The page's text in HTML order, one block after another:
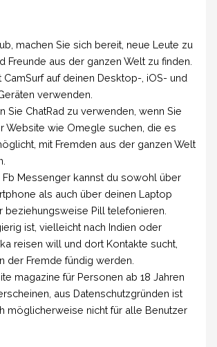
machen Sie sich bereit, neue Leute zu
Freunde aus der ganzen Welt zu finden.
CamSurf auf deinen Desktop-, iOS- und
verwenden.
Sie ChatRad zu verwenden, wenn Sie
Website wie Omegle suchen, die es
mit Fremden aus der ganzen Welt
Fb Messenger kannst du sowohl über
als auch über deinen Laptop
beziehungsweise Pill telefonieren.
ist, vielleicht nach Indien oder
reisen will und dort Kontakte sucht,
der Fremde fündig werden.
magazine für Personen ab 18 Jahren
aus Datenschutzgründen ist
möglicherweise nicht für alle Benutzer